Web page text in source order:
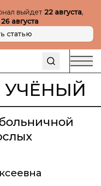
выйдет 22 августа,
26 августа
статью